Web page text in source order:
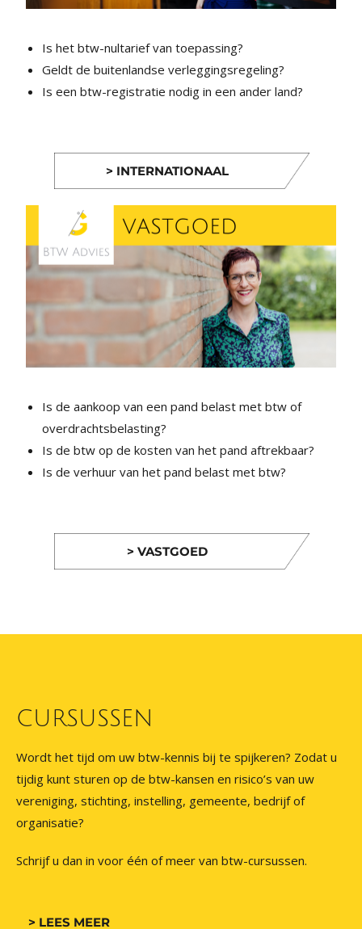
Is het btw-nultarief van toepassing?
Geldt de buitenlandse verleggingsregeling?
Is een btw-registratie nodig in een ander land?
> INTERNATIONAAL
Is de aankoop van een pand belast met btw of
overdrachtsbelasting?
Is de btw op de kosten van het pand aftrekbaar?
Is de verhuur van het pand belast met btw?
> VASTGOED
CURSUSSEN
Wordt het tijd om uw btw-kennis bij te spijkeren? Zodat u
tijdig kunt sturen op de btw-kansen en risico’s van uw
vereniging, stichting, instelling, gemeente, bedrijf of
organisatie?
Schrijf u dan in voor één of meer van btw-cursussen.
> LEES MEER